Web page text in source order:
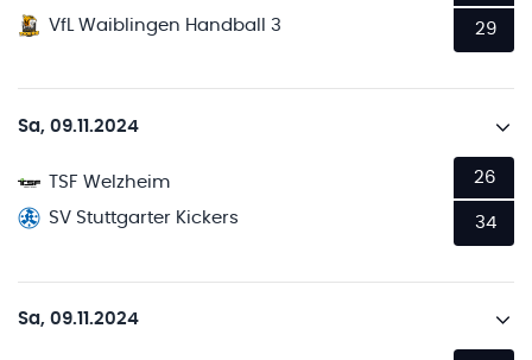
VfL Waiblingen Handball 3
29
Sa, 09.11.2024
TSF Welzheim
SV Stuttgarter Kickers
26
34
Sa, 09.11.2024